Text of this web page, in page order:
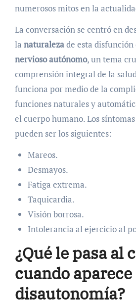
numerosos mitos en la
La conversación se centró en
la naturalezade esta disfunción
nervioso autónomo, un tema
comprensión integral de la
funciona por medio de la
funciones naturales y
el cuerpo humano. Los
pueden ser los siguientes:
Mareos.
Desmayos.
Fatiga extrema.
Taquicardia.
Visión borrosa.
Intolerancia al ejercicio al
¿Qué le pasa al
cuando aparece
disautonomía?